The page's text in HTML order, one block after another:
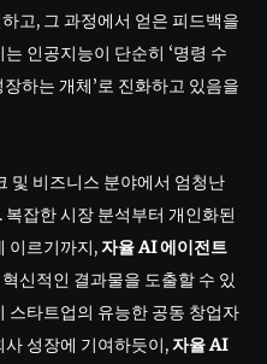
고, 그 과정에서 얻은 피드백을
인공지능이 단순히 ‘명령 수
장하는 개체’로 진화하고 있음을
및 비즈니스 분야에서 엄청난
잡한 시장 분석부터 개인화된
이르기까지,자율 AI 에이전트
신적인 결과물을 도출할 수 있
스타트업의 유능한 공동 창업자
성장에 기여하듯이,자율 AI